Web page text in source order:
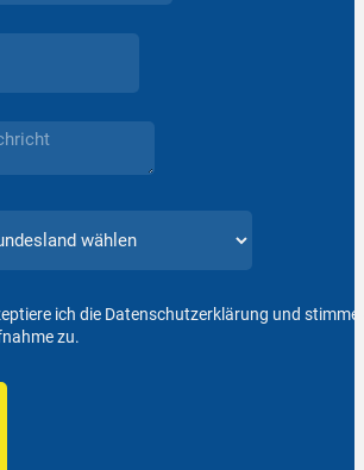
ich die Datenschutzerklärung und
zu.